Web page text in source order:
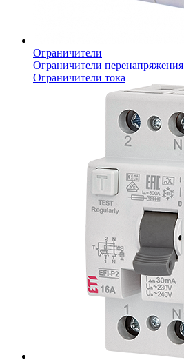
Ограничители
Ограничители перенапряжения
Ограничители тока